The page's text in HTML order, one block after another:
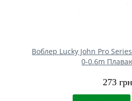
Воблер Lucky John Pro
0-0.6m
273